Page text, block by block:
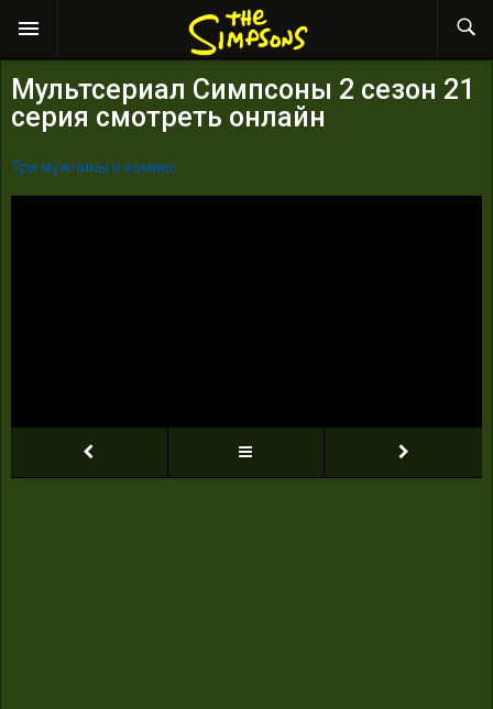
Мультсериал Симпсоны 2 сезон 21
серия смотреть онлайн
Три мужчины и комикс